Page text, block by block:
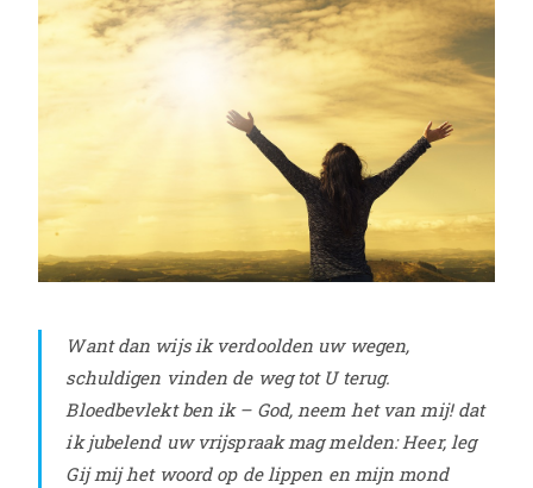
Want dan wijs ik verdoolden uw wegen,
schuldigen vinden de weg tot U terug.
Bloedbevlekt ben ik – God, neem het van mij! dat
ik jubelend uw vrijspraak mag melden:Heer, leg
Gij mij het woord op de lippen en mijn mond